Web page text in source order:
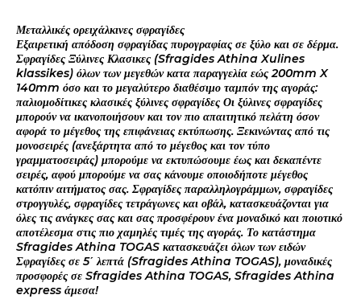
Μεταλλικές ορειχάλκινες σφραγίδες
Εξαιρετική απόδοση σφραγίδας πυρογραφίας σε ξύλο και σε δέρμα.
Σφραγίδες Ξύλινες Κλασικες (Sfragides Athina Xulines
klassikes) όλων των μεγεθών κατα παραγγελία εώς 200mm X
140mm όσο και το μεγαλύτερο διαθέσιμο ταμπόν της αγοράς:
παλιομοδίτικες κλασικές ξύλινες σφραγίδες Οι ξύλινες σφραγίδες
μπορούν να ικανοποιήσουν και τον πιο απαιτητικό πελάτη όσον
αφορά το μέγεθος της επιφάνειας εκτύπωσης. Ξεκινώντας από τις
μονοσειρές (ανεξάρτητα από το μέγεθος και τον τύπο
γραμματοσειράς) μπορούμε να εκτυπώσουμε έως και δεκαπέντε
σειρές, αφού μπορούμε να σας κάνουμε οποιοδήποτε μέγεθος
κατόπιν αιτήματος σας. Σφραγίδες παραλληλογράμμων, σφραγίδες
στρογγυλές, σφραγίδες τετράγωνες και οβάλ, κατασκευάζονται για
όλες τις ανάγκες σας και σας προσφέρουν ένα μοναδικό και ποιοτικό
αποτέλεσμα στις πιο χαμηλές τιμές της αγοράς. Το κατάστημα
Sfragides Athina TOGAS κατασκευάζει όλων των ειδών
Σφραγίδες σε 5΄ λεπτά (Sfragides Athina TOGAS), μοναδικές
προσφορές σε Sfragides Athina TOGAS, Sfragides Athina
express άμεσα!